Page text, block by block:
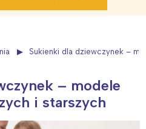
Sukienki dla dziewczynek –
– modele
i starszych